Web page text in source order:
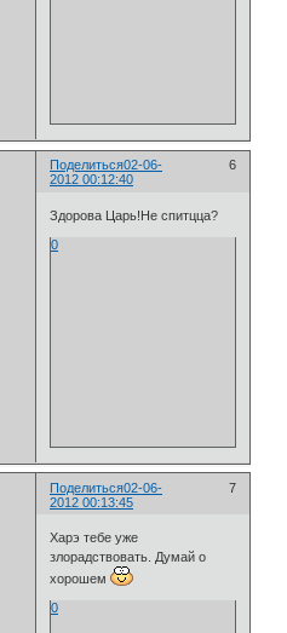
Поделиться 6
02-06-
2012 00:12:40
Здорова Царь!Не спитцца?
0
Поделиться 7
02-06-
2012 00:13:45
Харэ тебе уже
злорадствовать. Думай о
хорошем
0